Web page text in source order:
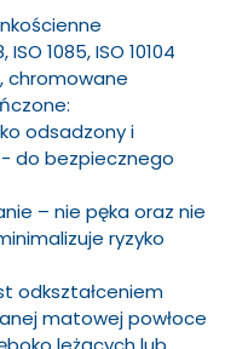
1085, ISO 10104
chromowane
odsadzony i
do bezpiecznego
– nie pęka oraz nie
ryzyko
odkształceniem
matowej powłoce